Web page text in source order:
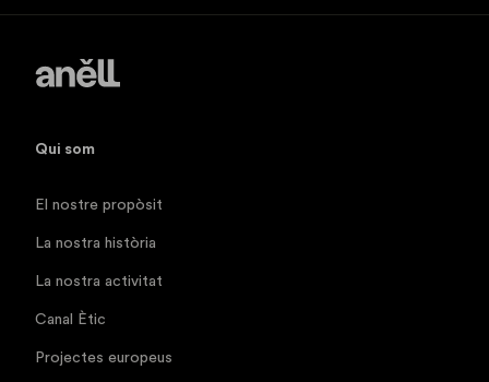
Qui som
El nostre propòsit
La nostra història
La nostra activitat
Canal Ètic
Projectes europeus